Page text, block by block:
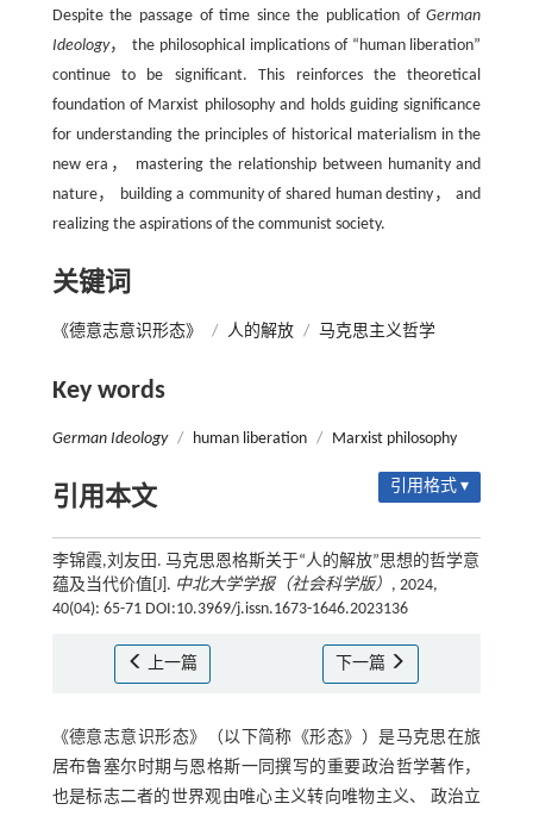
Despite the passage of time since the publication ofGerman
Ideology， the philosophical implications of “human liberation”
continue to be significant. This reinforces the theoretical
foundation of Marxist philosophy and holds guiding significance
for understanding the principles of historical materialism in the
new era， mastering the relationship between humanity and
nature， building a community of shared human destiny， and
realizing the aspirations of the communist society.
关键词
《德意志意识形态》 / 人的解放 / 马克思主义哲学
Key words
German Ideology / human liberation / Marxist philosophy
引用本文 引用格式 ▾
李锦霞,刘友田. 马克思恩格斯关于“人的解放”思想的哲学意
蕴及当代价值[J]. 中北大学学报（社会科学版） , 2024,
40(04): 65-71 DOI:10.3969/j.issn.1673-1646.2023136
上一篇 下一篇
《德意志意识形态》（以下简称《形态》）是马克思在旅
居布鲁塞尔时期与恩格斯一同撰写的重要政治哲学著作，
也是标志二者的世界观由唯心主义转向唯物主义、 政治立